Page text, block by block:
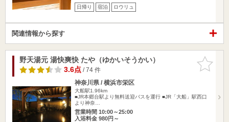
日帰り 宿泊 ロウリュ
関連情報から探す
お気に入
りに追加
野天湯元 湯快爽快 たや（ゆかいそうかい）
3.6点/ 74 件
神奈川県 / 横浜市栄区
大船駅1.96km
■JR本郷台駅より無料送迎バスを運行 ■JR「大船」駅西口
より神奈…
営業時間 10:00～25:00
入浴料金 980円～